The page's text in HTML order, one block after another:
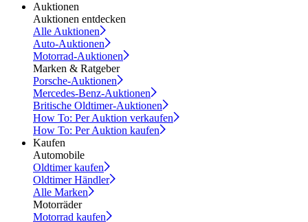
Auktionen
Auktionen entdecken
Alle Auktionen
Auto-Auktionen
Motorrad-Auktionen
Marken & Ratgeber
Porsche-Auktionen
Mercedes-Benz-Auktionen
Britische Oldtimer-Auktionen
How To: Per Auktion verkaufen
How To: Per Auktion kaufen
Kaufen
Automobile
Oldtimer kaufen
Oldtimer Händler
Alle Marken
Motorräder
Motorrad kaufen